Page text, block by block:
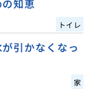
知恵
トイレ
引かなくなっ
家